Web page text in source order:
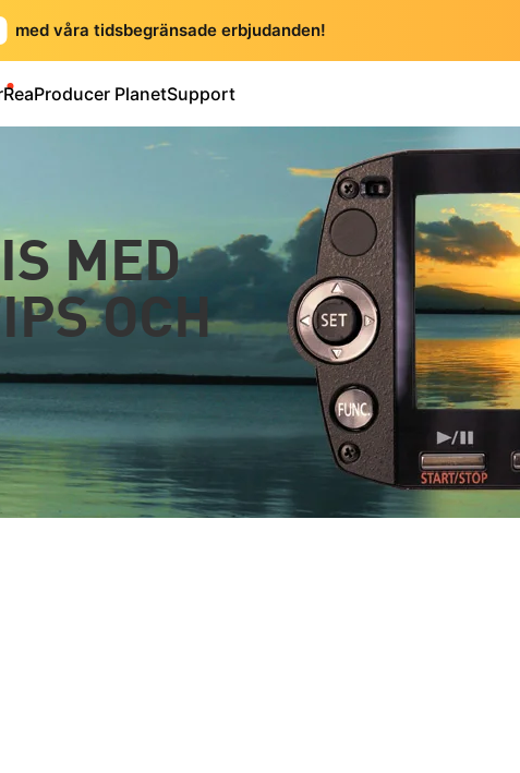
med våra tidsbegränsade erbjudanden!
ReaProducer PlanetSupport
MED
OCH